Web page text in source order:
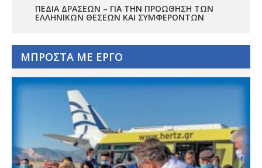
ΠΕΔΊΑ ΔΡΆΣΕΩΝ – ΓΙΑ ΤΗΝ ΠΡΟΏΘΗΣΗ ΤΩΝ
ΕΛΛΗΝΙΚΏΝ ΘΈΣΕΩΝ ΚΑΙ ΣΥΜΦΕΡΌΝΤΩΝ
ΜΠΡΟΣΤΑ ΜΕ ΕΡΓΟ